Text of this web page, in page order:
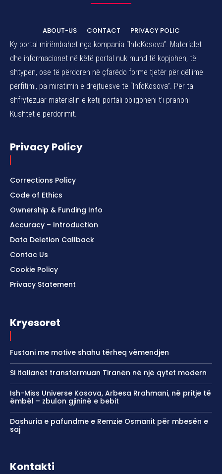
ABOUT-US CONTACT
PRIVACY POLIC
Ky portal mirëmbahet nga kompania “InfoKosova”. Materialet
dhe informacionet në këtë portal nuk mund të kopjohen, të
shtypen, ose të përdoren në çfarëdo forme tjetër për qëllime
përfitimi, pa miratimin e drejtuesve të “InfoKosova”. Për ta
shfrytëzuar materialin e këtij portali obligoheni t’i pranoni
Kushtet e përdorimit.
Privacy Policy
Corrections Policy
Code of Ethics
Ownership & Funding Info
Accuracy – Introduction
Data Deletion Callback
Contac Us
Cookie Policy
Privacy Statement
Kryesoret
Fustani me motive shahu tërheq vëmendjen
Si italianët transformuan Tiranën në një qytet modern
Ish-Miss Universe Kosova, Arbesa Rrahmani, në pritje të
ëmbël – zbulon gjininë e bebit
Dashuria e pafundme e Remzie Osmanit për mbesën e
saj
Kontakti